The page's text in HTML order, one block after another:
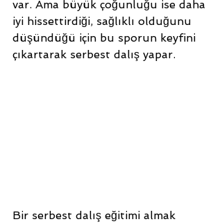
var. Ama büyük çoğunluğu ise daha
iyi hissettirdiği, sağlıklı olduğunu
düşündüğü için bu sporun keyfini
çıkartarak serbest dalış yapar.
Bir serbest dalış eğitimi almak